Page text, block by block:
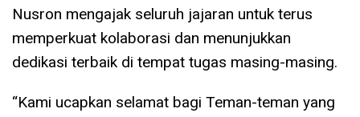
Nusron mengajak seluruh jajaran untuk terus
memperkuat kolaborasi dan menunjukkan
dedikasi terbaik di tempat tugas masing-masing.
“Kami ucapkan selamat bagi Teman-teman yang